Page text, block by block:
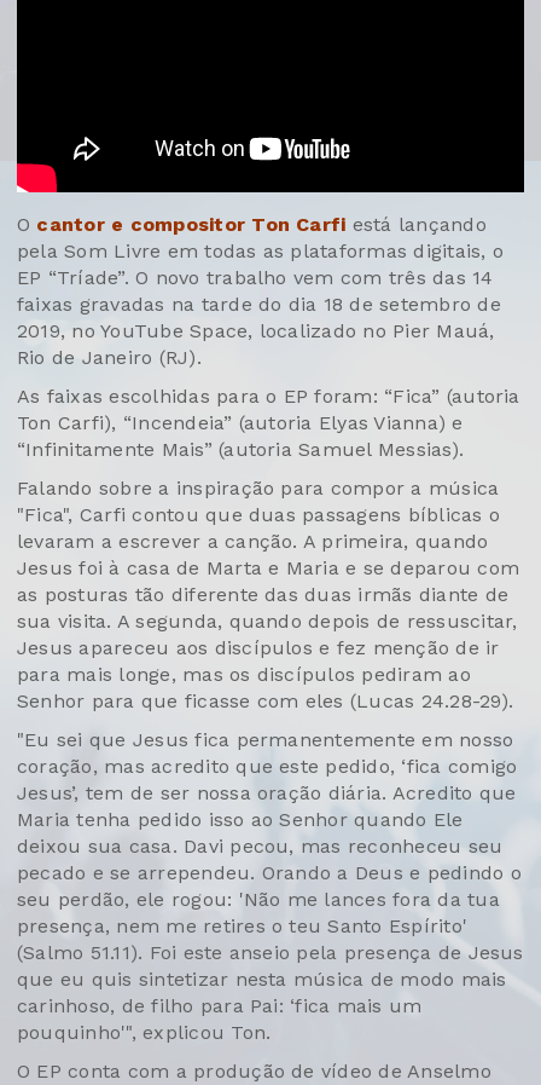
O cantor e compositor Ton Carfi está lançando
pela Som Livre em todas as plataformas digitais, o
EP “Tríade”. O novo trabalho vem com três das 14
faixas gravadas na tarde do dia 18 de setembro de
2019, no YouTube Space, localizado no Pier Mauá,
Rio de Janeiro (RJ).
As faixas escolhidas para o EP foram: “Fica” (autoria
Ton Carfi), “Incendeia” (autoria Elyas Vianna) e
“Infinitamente Mais” (autoria Samuel Messias).
Falando sobre a inspiração para compor a música
"Fica", Carfi contou que duas passagens bíblicas o
levaram a escrever a canção. A primeira, quando
Jesus foi à casa de Marta e Maria e se deparou com
as posturas tão diferente das duas irmãs diante de
sua visita. A segunda, quando depois de ressuscitar,
Jesus apareceu aos discípulos e fez menção de ir
para mais longe, mas os discípulos pediram ao
Senhor para que ficasse com eles (Lucas 24.28-29).
"Eu sei que Jesus fica permanentemente em nosso
coração, mas acredito que este pedido, ‘fica comigo
Jesus’, tem de ser nossa oração diária. Acredito que
Maria tenha pedido isso ao Senhor quando Ele
deixou sua casa. Davi pecou, mas reconheceu seu
pecado e se arrependeu. Orando a Deus e pedindo o
seu perdão, ele rogou: 'Não me lances fora da tua
presença, nem me retires o teu Santo Espírito'
(Salmo 51.11). Foi este anseio pela presença de Jesus
que eu quis sintetizar nesta música de modo mais
carinhoso, de filho para Pai: ‘fica mais um
pouquinho'", explicou Ton.
O EP conta com a produção de vídeo de Anselmo